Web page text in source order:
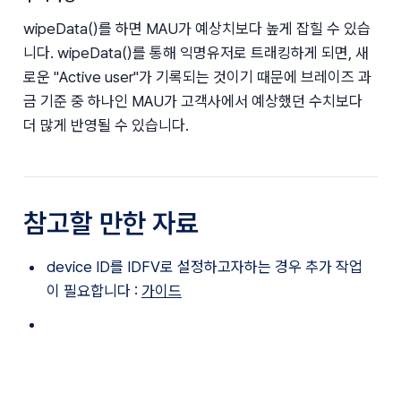
wipeData()를 하면 MAU가 예상치보다 높게 잡힐 수 있습
니다. wipeData()를 통해 익명유저로 트래킹하게 되면, 새
로운 "Active user"가 기록되는 것이기 때문에 브레이즈 과
금 기준 중 하나인 MAU가 고객사에서 예상했던 수치보다
더 많게 반영될 수 있습니다.
참고할 만한 자료
device ID를 IDFV로 설정하고자하는 경우 추가 작업
이 필요합니다 : 가이드